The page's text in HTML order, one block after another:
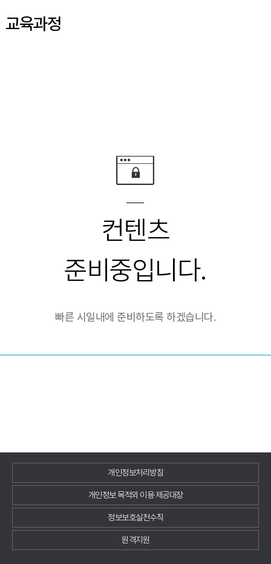
교육과정
컨텐츠
준비중입니다.
빠른 시일내에 준비하도록 하겠습니다.
개인정보처리방침
개인정보 목적외 이용·제공대장
정보보호실천수칙
원격지원